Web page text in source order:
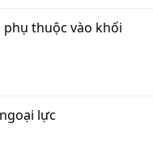
phụ thuộc vào khối
lực